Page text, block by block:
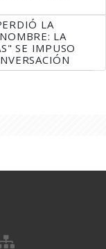
LA
LA
SE IMPUSO